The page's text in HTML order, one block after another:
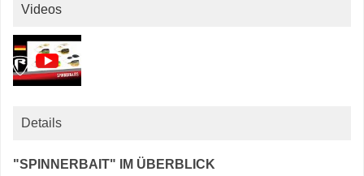
Videos
Details
"SPINNERBAIT" IM ÜBERBLICK